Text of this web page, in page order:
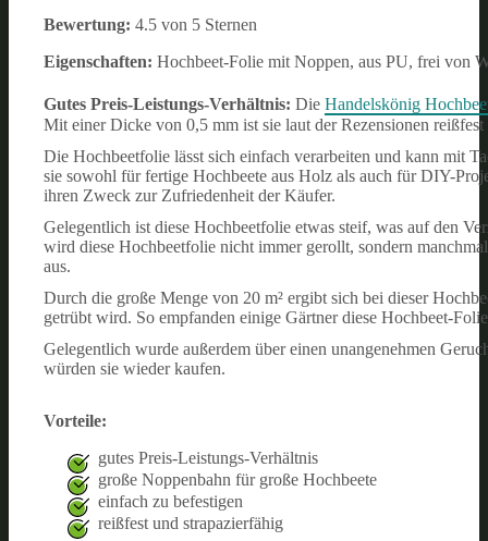
Bewertung: 4.5 von 5 Sternen
Eigenschaften: Hochbeet-Folie mit Noppen, aus PU, frei von
Gutes Preis-Leistungs-Verhältnis: Die Handelskönig
Mit einer Dicke von 0,5 mm ist sie laut der Rezensionen reißfest
Die Hochbeetfolie lässt sich einfach verarbeiten und kann mit
sie sowohl für fertige Hochbeete aus Holz als auch für DIY-
ihren Zweck zur Zufriedenheit der Käufer.
Gelegentlich ist diese Hochbeetfolie etwas steif, was auf den
wird diese Hochbeetfolie nicht immer gerollt, sondern
aus.
Durch die große Menge von 20 m² ergibt sich bei dieser
getrübt wird. So empfanden einige Gärtner diese Hochbeet-
Gelegentlich wurde außerdem über einen unangenehmen
würden sie wieder kaufen.
Vorteile:
gutes Preis-Leistungs-Verhältnis
große Noppenbahn für große Hochbeete
einfach zu befestigen
reißfest und strapazierfähig